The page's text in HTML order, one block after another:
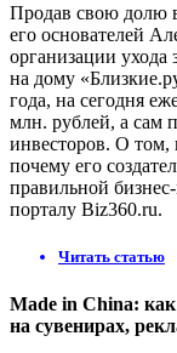
Продав свою долю
его основателей
организации
на дому
года, на сегодня
млн. рублей, а сам
инвесторов. О том,
почему его
правильной
порталу Biz360.ru.
Читать статью
Made in China:
на сувенирах,